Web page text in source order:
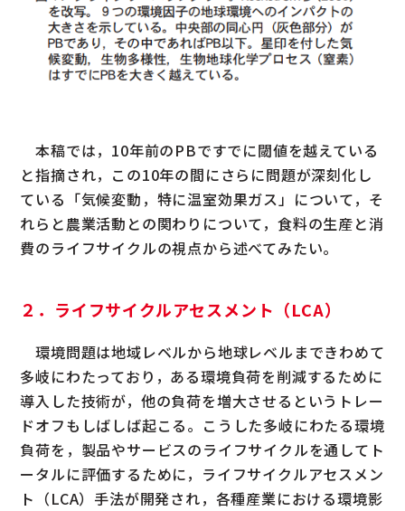
本稿では，10年前のPBですでに閾値を越えている
と指摘され，この10年の間にさらに問題が深刻化し
ている「気候変動，特に温室効果ガス」について，そ
れらと農業活動との関わりについて，食料の生産と消
費のライフサイクルの視点から述べてみたい。
２．ライフサイクルアセスメント（LCA）
環境問題は地域レベルから地球レベルまできわめて
多岐にわたっており，ある環境負荷を削減するために
導入した技術が，他の負荷を増大させるというトレー
ドオフもしばしば起こる。こうした多岐にわたる環境
負荷を，製品やサービスのライフサイクルを通してト
ータルに評価するために，ライフサイクルアセスメン
ト（LCA）手法が開発され，各種産業における環境影